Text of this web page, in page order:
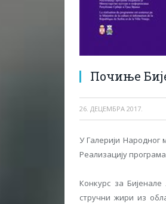
Почиње
26. ДЕЦЕМБРА 2017.
У Галерији Народног
Реализацију
Конкурс за
стручни жири из